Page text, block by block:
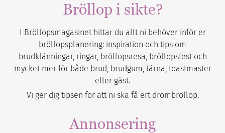
Bröllop i sikte?
I Bröllopsmagasinet hittar du allt ni behöver inför er
bröllopsplanering: inspiration och tips om
brudklänningar, ringar, bröllopsresa, bröllopsfest och
mycket mer för både brud, brudgum, tärna, toastmaster
eller gäst.
Vi ger dig tipsen för att ni ska få ert drömbröllop.
Annonsering